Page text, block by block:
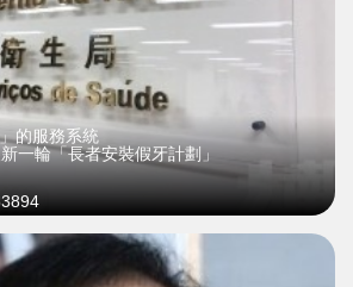
的服務系統
一輪「長者安裝假牙計劃」